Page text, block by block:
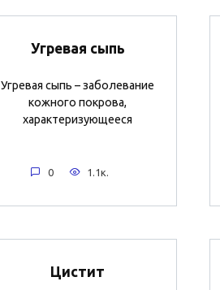
Угревая сыпь
Угревая сыпь – заболевание
кожного покрова,
характеризующееся
0 1.1к.
Цистит